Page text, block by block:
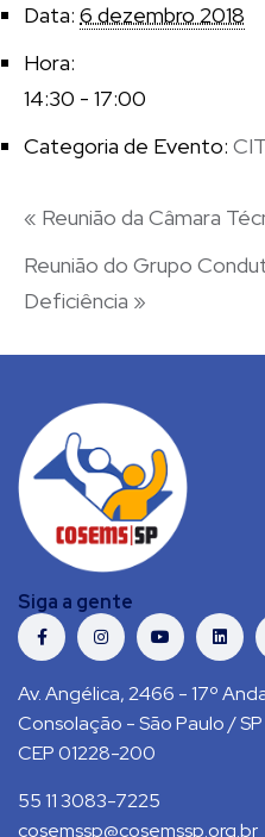
Data: 6 dezembro 2018
Hora:
14:30 - 17:00
Categoria de Evento: CIT
« Reunião da Câmara
Reunião do Grupo
Deficiência »
Siga a gente
Av. Angélica, 2466 - 17º
Consolação - São Paulo / SP
CEP 01228-200
55 11 3083-7225
cosemssp@cosemssp.org.br